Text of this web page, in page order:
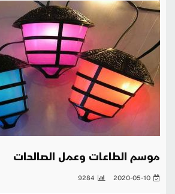
موسم الطاعات وعمل الصالحات
2020-05-10
9284